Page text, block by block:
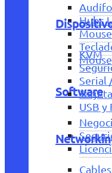
Hubs
Software
KVM
Serial
USB